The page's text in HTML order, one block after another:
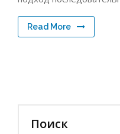
Read More
Поиск